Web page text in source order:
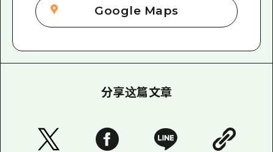
Google Maps
分享这篇文章